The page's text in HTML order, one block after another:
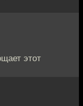
этот